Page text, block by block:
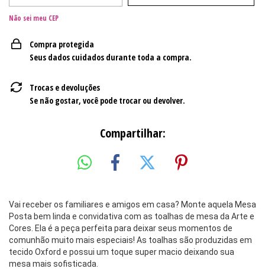
Não sei meu CEP
Compra protegida
Seus dados cuidados durante toda a compra.
Trocas e devoluções
Se não gostar, você pode trocar ou devolver.
Compartilhar:
Vai receber os familiares e amigos em casa? Monte aquela Mesa
Posta bem linda e convidativa com as toalhas de mesa da Arte e
Cores. Ela é a peça perfeita para deixar seus momentos de
comunhão muito mais especiais! As toalhas são produzidas em
tecido Oxford e possui um toque super macio deixando sua
mesa mais sofisticada.